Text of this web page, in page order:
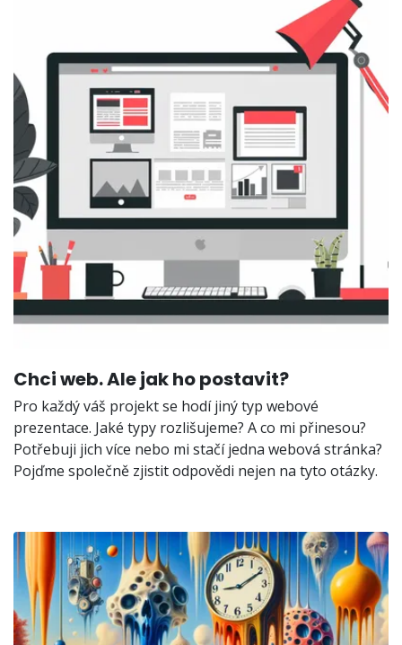
Chci web. Ale jak ho postavit?
Pro každý váš projekt se hodí jiný typ webové
prezentace. Jaké typy rozlišujeme? A co mi přinesou?
Potřebuji jich více nebo mi stačí jedna webová stránka?
Pojďme společně zjistit odpovědi nejen na tyto otázky.